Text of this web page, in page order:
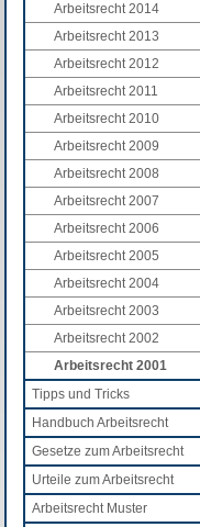
Arbeitsrecht 2014
Arbeitsrecht 2013
Arbeitsrecht 2012
Arbeitsrecht 2011
Arbeitsrecht 2010
Arbeitsrecht 2009
Arbeitsrecht 2008
Arbeitsrecht 2007
Arbeitsrecht 2006
Arbeitsrecht 2005
Arbeitsrecht 2004
Arbeitsrecht 2003
Arbeitsrecht 2002
Arbeitsrecht 2001
Tipps und Tricks
Handbuch Arbeitsrecht
Gesetze zum Arbeitsrecht
Urteile zum Arbeitsrecht
Arbeitsrecht Muster